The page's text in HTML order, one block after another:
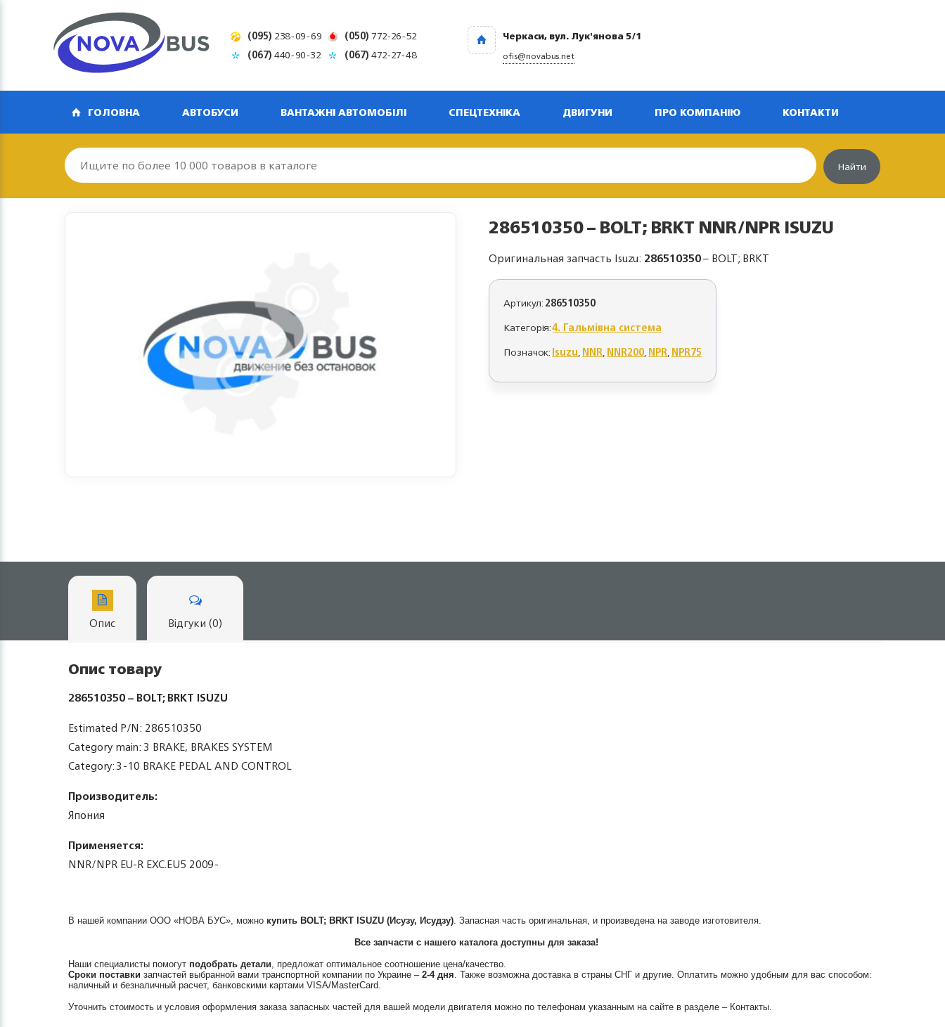
(095) 238-09-69 (050) 772-26-52
(067)440-90-32 (067)472-27-48
Черкаси, вул. Лук'янова 5/1
ofis@novabus.net
ГОЛОВНА АВТОБУСИ ВАНТАЖНІ АВТОМОБІЛІ СПЕЦТЕХНІКА ДВИГУНИ ПРО КОМПАНІЮ КОНТАКТИ
Найти
286510350 – BOLT; BRKT NNR/NPR ISUZU
Оригинальная запчасть Isuzu: 286510350– BOLT; BRKT
Артикул:286510350
Категорія:4. Гальмівна система
Позначок:Isuzu,NNR,NNR200,NPR,NPR75
Опис Відгуки (0)
Опис товару
286510350 – BOLT; BRKT ISUZU
Estimated P/N: 286510350
Category main: 3 BRAKE, BRAKES SYSTEM
Category: 3-10 BRAKE PEDAL AND CONTROL
Производитель:
Япония
Применяется:
NNR/NPR EU-R EXC.EU5 2009-
В нашей компании ООО «НОВА БУС», можно купить BOLT; BRKT ISUZU (Исузу, Исудзу). Запасная часть оригинальная, и произведена на заводе изготовителя.
Все запчасти с нашего каталога доступны для заказа!
Наши специалисты помогут подобрать детали, предложат оптимальное соотношение цена/качество.
Сроки поставки запчастей выбранной вами транспортной компании по Украине – 2-4 дня. Также возможна доставка в страны СНГ и другие. Оплатить можно удобным для вас способом:
наличный и безналичный расчет, банковскими картами VISA/MasterCard.
Уточнить стоимость и условия оформления заказа запасных частей для вашей модели двигателя можно по телефонам указанным на сайте в разделе – Контакты.